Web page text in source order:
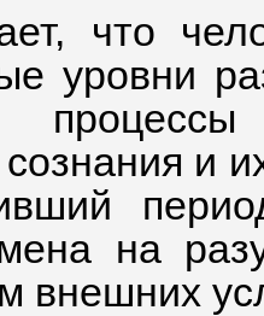
что
уровни
и
на
внешних